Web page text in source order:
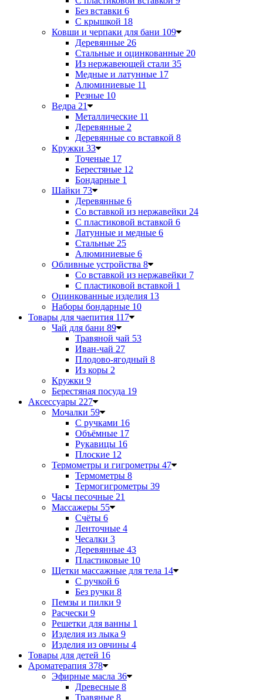
Без вставки 6
С крышкой 18
Ковши и черпаки для бани 109
Деревянные 26
Стальные и оцинкованные 20
Из нержавеющей стали 35
Медные и латунные 17
Алюминиевые 11
Резные 10
Ведра 21
Металлические 11
Деревянные 2
Деревянные со вставкой 8
Кружки 33
Точеные 17
Берестяные 12
Бондарные 1
Шайки 73
Деревянные 6
Со вставкой из нержавейки 24
С пластиковой вставкой 6
Латунные и медные 6
Стальные 25
Алюминиевые 6
Обливные устройства 8
Со вставкой из нержавейки 7
С пластиковой вставкой 1
Оцинкованные изделия 13
Наборы бондарные 10
Товары для чаепития 117
Чай для бани 89
Травяной чай 53
Иван-чай 27
Плодово-ягодный 8
Из коры 2
Кружки 9
Берестяная посуда 19
Аксессуары 227
Мочалки 59
С ручками 16
Объёмные 17
Рукавицы 16
Плоские 12
Термометры и гигрометры 47
Термометры 8
Термогигрометры 39
Часы песочные 21
Массажеры 55
Счёты 6
Ленточные 4
Чесалки 3
Деревянные 43
Пластиковые 10
Щетки массажные для тела 14
С ручкой 6
Без ручки 8
Пемзы и пилки 9
Расчески 9
Решетки для ванны 1
Изделия из лыка 9
Изделия из овчины 4
Товары для детей 16
Ароматерапия 378
Эфирные масла 36
Древесные 8
Травяные 8